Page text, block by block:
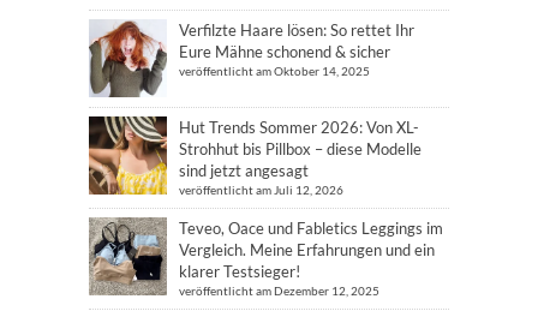
Verfilzte Haare lösen: So rettet Ihr
Eure Mähne schonend & sicher
veröffentlicht am Oktober 14, 2025
Hut Trends Sommer 2026: Von XL-
Strohhut bis Pillbox – diese Modelle
sind jetzt angesagt
veröffentlicht am Juli 12, 2026
Teveo, Oace und Fabletics Leggings im
Vergleich. Meine Erfahrungen und ein
klarer Testsieger!
veröffentlicht am Dezember 12, 2025